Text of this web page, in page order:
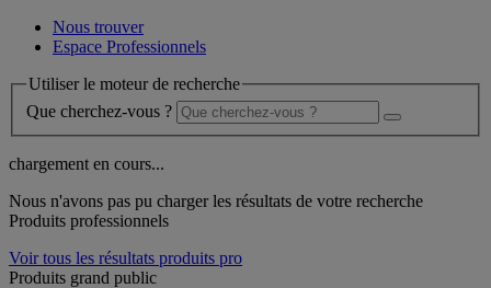
Nous trouver
Espace Professionnels
Utiliser le moteur de recherche
Que cherchez-vous ?
chargement en cours...
Nous n'avons pas pu charger les résultats de votre recherche
Produits professionnels
Voir tous les résultats produits pro
Produits grand public